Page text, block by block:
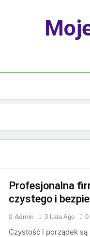
Profesjonalna
czystego i
Admin 3 Lata Ago 0
Czystość i porządek